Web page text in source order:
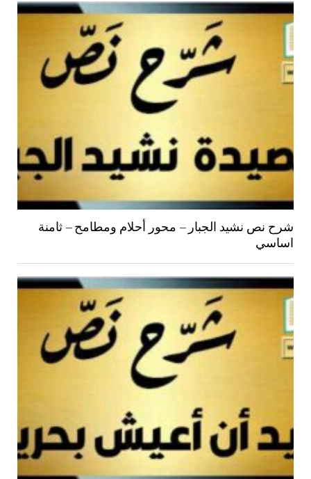
شرح نص نشيد الجبار – محور أحلام ومطامح – ثامنة
اساسي